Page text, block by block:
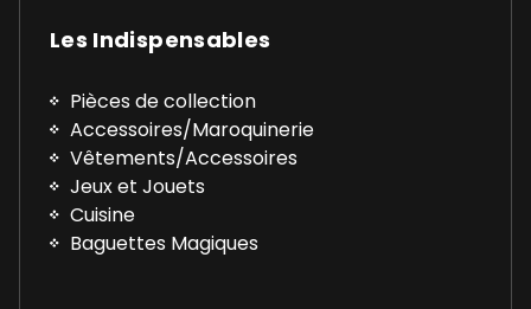
Les Indispensables
Pièces de collection
Accessoires/Maroquinerie
Vêtements/Accessoires
Jeux et Jouets
Cuisine
Baguettes Magiques